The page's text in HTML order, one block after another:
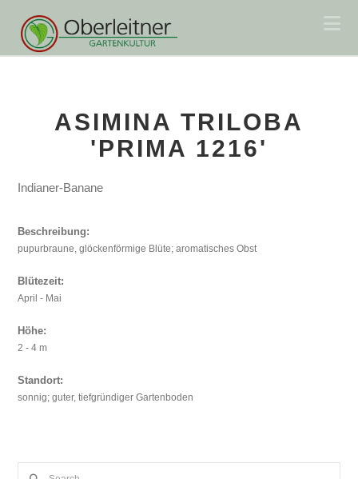
ASIMINA TRILOBA
'PRIMA 1216'
Indianer-Banane
Beschreibung:
pupurbraune, glöckenförmige Blüte; aromatisches Obst
Blütezeit:
April - Mai
Höhe:
2 - 4 m
Standort:
sonnig; guter, tiefgründiger Gartenboden